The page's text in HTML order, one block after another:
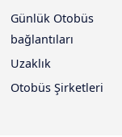
Günlük Otobüs
bağlantıları
Uzaklık
Otobüs Şirketleri